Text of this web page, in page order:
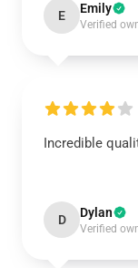
E Emily
Verified
Incredible
D Dylan
Verified